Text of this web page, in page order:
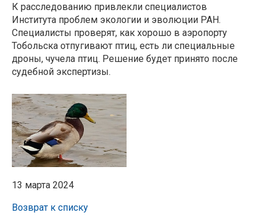
К расследованию привлекли специалистов
Института проблем экологии и эволюции РАН.
Специалисты проверят, как хорошо в аэропорту
Тобольска отпугивают птиц, есть ли специальные
дроны, чучела птиц. Решение будет принято после
судебной экспертизы.
13 марта 2024
Возврат к списку